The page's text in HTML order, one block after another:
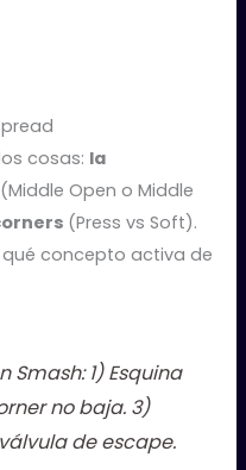
cosas: la
(Middle Open o Middle
(Press vs Soft).
concepto activa de
Smash: 1) Esquina
no baja. 3)
de escape.